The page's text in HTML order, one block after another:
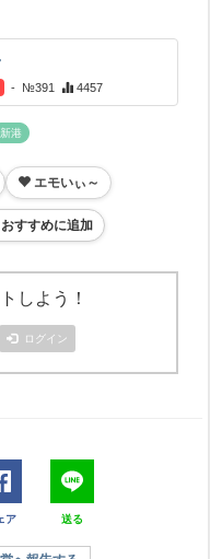
- №391 4457
新港
エモいぃ～
おすすめに追加
しよう！
ログイン
ア 送る